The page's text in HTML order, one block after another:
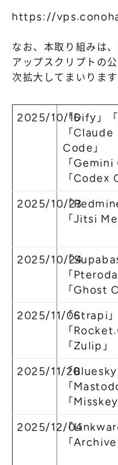
https://
なお、本取り組みは
アップスクリプトの
次拡大してまいります
2025/10/16「Dify」「
「Claude
Code」
「Gemini
「Codex
2025/10/23
「
「Jitsi
2025/10/24
「
「
「Ghost
2025/11/06「Strapi」
「
「Zulip」
2025/11/20「Bluesky
「
「Misskey
2025/12/04
「
「